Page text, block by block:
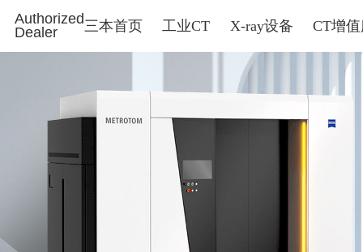
Authorized
Dealer
三本首页 工业CT X-ray设备 CT增